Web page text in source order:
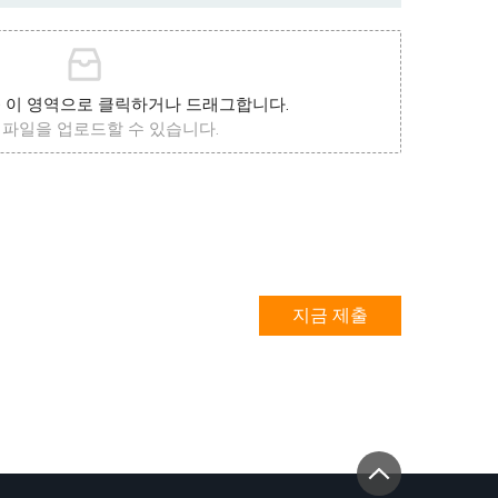
영역으로 클릭하거나 드래그합니다.
일을 업로드할 수 있습니다.
지금 제출